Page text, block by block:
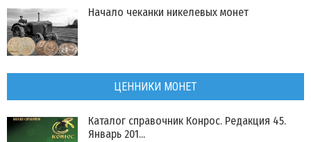
Начало чеканки никелевых монет
ЦЕННИКИ МОНЕТ
Каталог справочник Конрос. Редакция 45.
Январь 201...